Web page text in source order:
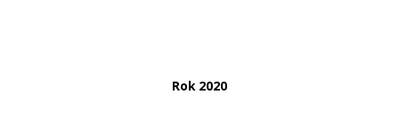
Rok 2020